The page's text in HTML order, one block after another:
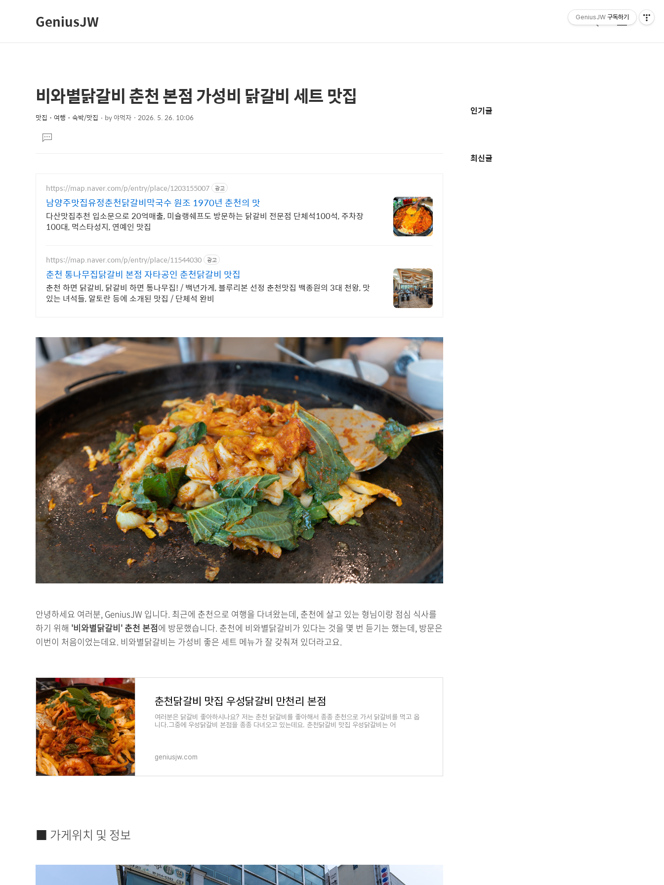
GeniusJW
검
메
상
컨
텐
본
문
제
비와별닭갈비 춘천 본점 가성비 닭갈비 세트 맛집
맛집・여행・숙박/맛집 by야먹자 2026. 5. 26. 10:06
문댓
글
https://map.naver.com/p/entry/place/1203155007 광고
남양주맛집유정춘천닭갈비막국수 원조 1970년 춘천의 맛
다산맛집추천 입소문으로 20억매출, 미슐랭쉐프도 방문하는 닭갈비 전문점 단체석100석, 주차장
100대, 먹스타성지, 연예인 맛집
https://map.naver.com/p/entry/place/11544030 광고
춘천 통나무집닭갈비 본점 자타공인 춘천닭갈비 맛집
춘천 하면 닭갈비, 닭갈비 하면 통나무집! / 백년가게, 블루리본 선정 춘천맛집 백종원의 3대 천왕, 맛
있는 녀석들, 알토란 등에 소개된 맛집 / 단체석 완비
안녕하세요 여러분, GeniusJW 입니다. 최근에 춘천으로 여행을 다녀왔는데, 춘천에 살고 있는 형님이랑 점심 식사를
하기 위해 '비와별닭갈비' 춘천 본점에 방문했습니다. 춘천에 비와별닭갈비가 있다는 것을 몇 번 듣기는 했는데, 방문은
이번이 처음이었는데요. 비와별닭갈비는 가성비 좋은 세트 메뉴가 잘 갖춰져 있더라고요.
춘천닭갈비 맛집 우성닭갈비 만천리 본점
여러분은 닭갈비 좋아하시나요? 저는 춘천 닭갈비를 좋아해서 종종 춘천으로 가서 닭갈비를 먹고 옵
니다.그중에 우성닭갈비 본점을 종종 다녀오고 있는데요. 춘천닭갈비 맛집 우성닭갈비는 어
geniusjw.com
■ 가게위치 및 정보
가
인기글
최신글
GeniusJW 구독하기